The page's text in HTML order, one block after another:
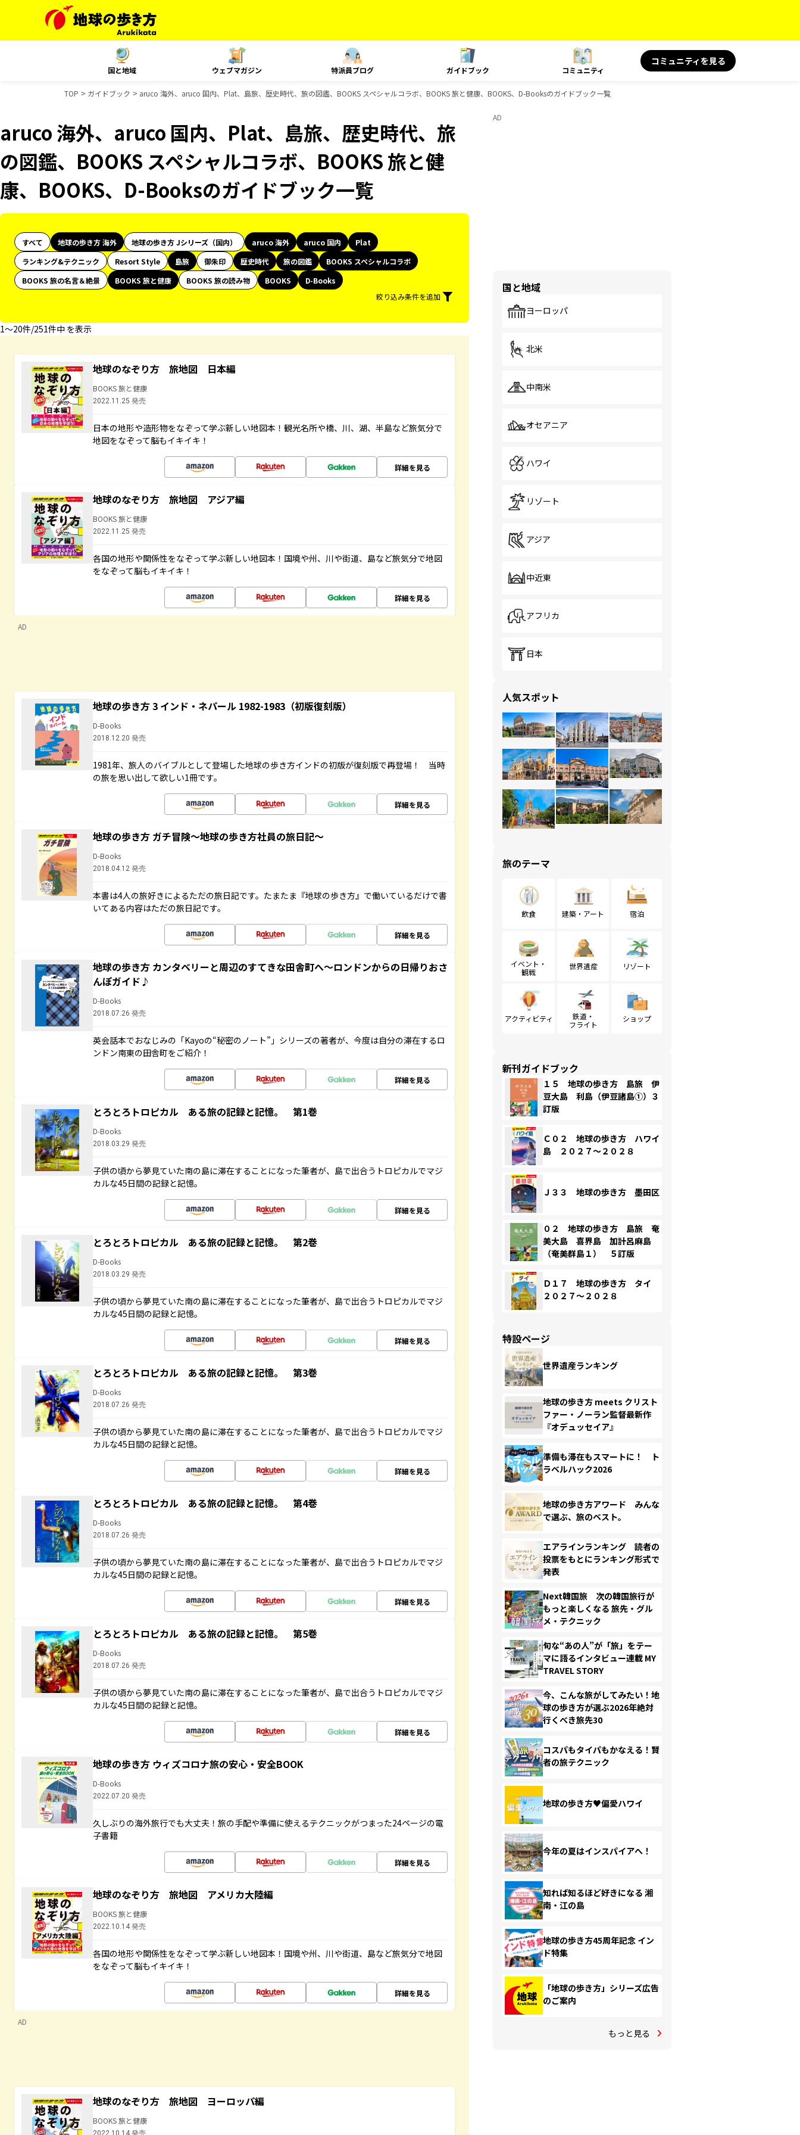
国と地域 ウェブマガジン 特派員ブログ ガイドブック コミュニティ
コミュニティを見る
TOP ガイドブック aruco 海外、aruco 国内、Plat、島旅、歴史時代、旅の図鑑、BOOKS スペシャルコラボ、BOOKS 旅と健康、BOOKS、D-Booksのガイドブック一覧
aruco 海外、aruco 国内、Plat、島旅、歴史時代、旅
の図鑑、BOOKS スペシャルコラボ、BOOKS 旅と健
康、BOOKS、D-Booksのガイドブック一覧
すべて 地球の歩き方 海外 地球の歩き方 Jシリーズ（国内） aruco 海外 aruco 国内
Plat
ランキング&テクニック
Resort Style 島旅 御朱印 歴史時代 旅の図鑑
BOOKS スペシャルコラボ
BOOKS 旅の名言＆絶景
BOOKS 旅と健康 BOOKS 旅の読み物 BOOKS
D-Books
絞り込み条件を追加
1〜20件/251件中 を表示
地球のなぞり方 旅地図 日本編
BOOKS 旅と健康
2022.11.25 発売
日本の地形や造形物をなぞって学ぶ新しい地図本！観光名所や橋、川、湖、半島など旅気分で
地図をなぞって脳もイキイキ！
詳細を見る
地球のなぞり方 旅地図 アジア編
BOOKS 旅と健康
2022.11.25 発売
各国の地形や関係性をなぞって学ぶ新しい地図本！国境や州、川や街道、島など旅気分で地図
をなぞって脳もイキイキ！
詳細を見る
AD
地球の歩き方 3 インド・ネパール 1982-1983（初版復刻版）
D-Books
2018.12.20 発売
1981年、旅人のバイブルとして登場した地球の歩き方インドの初版が復刻版で再登場！ 当時
の旅を思い出して欲しい1冊です。
詳細を見る
地球の歩き方 ガチ冒険～地球の歩き方社員の旅日記～
D-Books
2018.04.12 発売
本書は4人の旅好きによるただの旅日記です。たまたま『地球の歩き方』で働いているだけで書
いてある内容はただの旅日記です。
詳細を見る
地球の歩き方 カンタベリーと周辺のすてきな田舎町へ～ロンドンからの日帰りおさ
んぽガイド♪
D-Books
2018.07.26 発売
英会話本でおなじみの「Kayoの“秘密のノート”」シリーズの著者が、今度は自分の滞在するロ
ンドン南東の田舎町をご紹介！
詳細を見る
とろとろトロピカル ある旅の記録と記憶。 第1巻
D-Books
2018.03.29 発売
子供の頃から夢見ていた南の島に滞在することになった筆者が、島で出合うトロピカルでマジ
カルな45日間の記録と記憶。
詳細を見る
とろとろトロピカル ある旅の記録と記憶。 第2巻
D-Books
2018.03.29 発売
子供の頃から夢見ていた南の島に滞在することになった筆者が、島で出合うトロピカルでマジ
カルな45日間の記録と記憶。
詳細を見る
とろとろトロピカル ある旅の記録と記憶。 第3巻
D-Books
2018.07.26 発売
子供の頃から夢見ていた南の島に滞在することになった筆者が、島で出合うトロピカルでマジ
カルな45日間の記録と記憶。
詳細を見る
とろとろトロピカル ある旅の記録と記憶。 第4巻
D-Books
2018.07.26 発売
子供の頃から夢見ていた南の島に滞在することになった筆者が、島で出合うトロピカルでマジ
カルな45日間の記録と記憶。
詳細を見る
とろとろトロピカル ある旅の記録と記憶。 第5巻
D-Books
2018.07.26 発売
子供の頃から夢見ていた南の島に滞在することになった筆者が、島で出合うトロピカルでマジ
カルな45日間の記録と記憶。
詳細を見る
地球の歩き方 ウィズコロナ旅の安心・安全BOOK
D-Books
2022.07.20 発売
久しぶりの海外旅行でも大丈夫！旅の手配や準備に使えるテクニックがつまった24ページの電
子書籍
詳細を見る
地球のなぞり方 旅地図 アメリカ大陸編
BOOKS 旅と健康
2022.10.14 発売
各国の地形や関係性をなぞって学ぶ新しい地図本！国境や州、川や街道、島など旅気分で地図
をなぞって脳もイキイキ！
詳細を見る
AD
地球のなぞり方 旅地図 ヨーロッパ編
BOOKS 旅と健康
2022.10.14 発売
AD
国と地域
ヨーロッパ
北米
中南米
オセアニア
ハワイ
リゾート
アジア
中近東
アフリカ
日本
人気スポット
旅のテーマ
飲食 建築・アート 宿泊
イベント・
観戦
世界遺産 リゾート
アクティビティ
鉄道・
フライト
ショップ
新刊ガイドブック
１５ 地球の歩き方 島旅 伊
豆大島 利島（伊豆諸島①）３
訂版
Ｃ０２ 地球の歩き方 ハワイ
島 ２０２７～２０２８
Ｊ３３ 地球の歩き方 墨田区
０２ 地球の歩き方 島旅 奄
美大島 喜界島 加計呂麻島
（奄美群島１） ５訂版
Ｄ１７ 地球の歩き方 タイ
２０２７～２０２８
特設ページ
世界遺産ランキング
地球の歩き方 meets クリスト
ファー・ノーラン監督最新作
『オデュッセイア』
準備も滞在もスマートに！ ト
ラベルハック2026
地球の歩き方アワード みんな
で選ぶ、旅のベスト。
エアラインランキング 読者の
投票をもとにランキング形式で
発表
Next韓国旅 次の韓国旅行が
もっと楽しくなる 旅先・グル
メ・テクニック
旬な“あの人”が「旅」をテー
マに語るインタビュー連載 MY
TRAVEL STORY
今、こんな旅がしてみたい！地
球の歩き方が選ぶ2026年絶対
行くべき旅先30
コスパもタイパもかなえる！賢
者の旅テクニック
地球の歩き方♥偏愛ハワイ
今年の夏はインスパイアへ！
知れば知るほど好きになる 湘
南・江の島
地球の歩き方45周年記念 イン
ド特集
「地球の歩き方」シリーズ広告
のご案内
もっと見る